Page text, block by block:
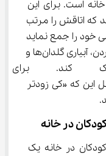
است. برای این
که اتاقش را مرتب
و لوازم شخصی خود را جمع نماید
و یا در کارهای سبکی مانند گردگیری کردن، آبیاری گلدان‌ها و
برای
این که «کی زودتر
در خانه
در خانه یک